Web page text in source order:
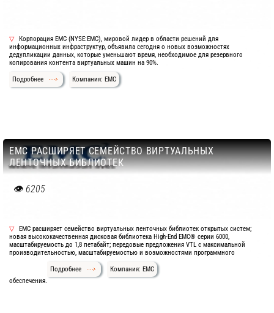
Корпорация EMC (NYSE:EMC), мировой лидер в области решений для
информационных инфраструктур, объявила сегодня о новых возможностях
дедупликации данных, которые уменьшают время, необходимое для резервного
копирования контента виртуальных машин на 90%.
Подробнее Компания: EMC
EMC РАСШИРЯЕТ СЕМЕЙСТВО ВИРТУАЛЬНЫХ
ЛЕНТОЧНЫХ БИБЛИОТЕК
6205
EMC расширяет семейство виртуальных ленточных библиотек открытых систем;
новая высококачественная дисковая библиотека High-End EMC® серии 6000,
масштабируемость до 1,8 петабайт; передовые предложения VTL с максимальной
производительностью, масштабируемостью и возможностями программного
обеспечения.
Подробнее Компания: EMC